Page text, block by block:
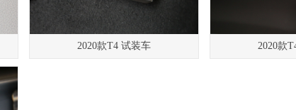
2020款T4 试装车 2020款